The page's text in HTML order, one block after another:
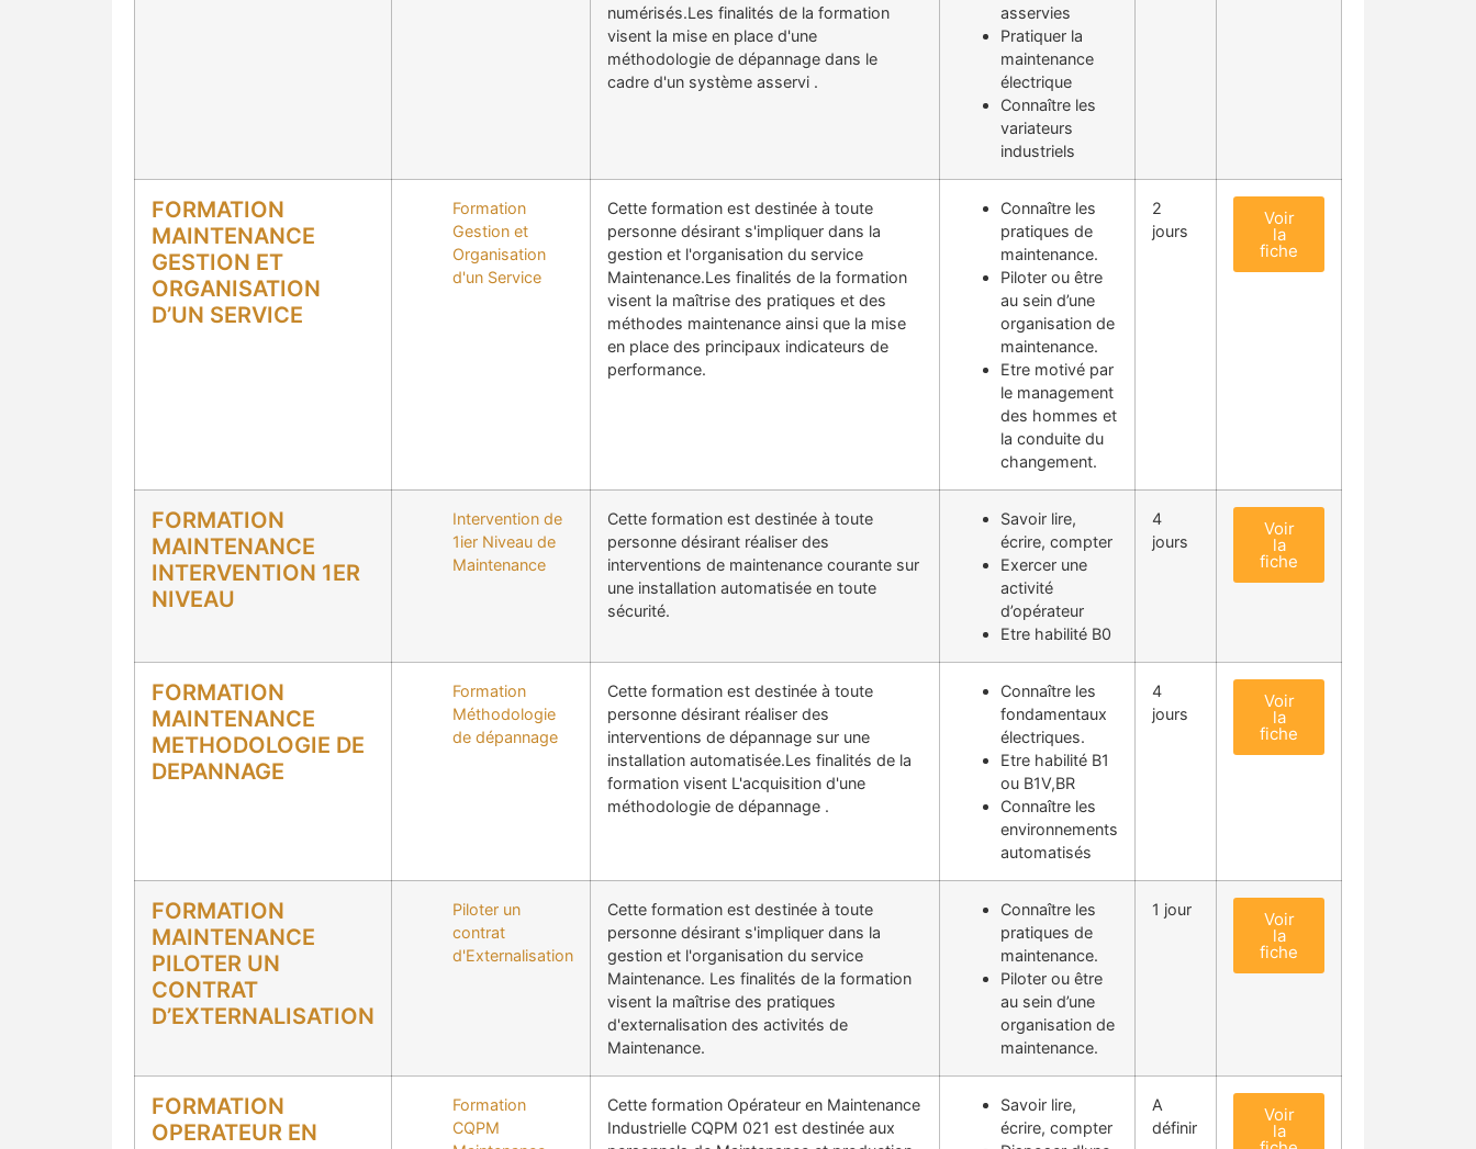
numérisés.Les finalités de la formation
visent la mise en place d'une
méthodologie de dépannage dans le
cadre d'un système asservi .
asservies
Pratiquer la
maintenance
électrique
Connaître les
variateurs
industriels
FORMATION
MAINTENANCE
GESTION ET
ORGANISATION
D’UN SERVICE
Formation
Gestion et
Organisation
d'un Service
Cette formation est destinée à toute
personne désirant s'impliquer dans la
gestion et l'organisation du service
Maintenance.Les finalités de la formation
visent la maîtrise des pratiques et des
méthodes maintenance ainsi que la mise
en place des principaux indicateurs de
performance.
Connaître les
pratiques de
maintenance.
Piloter ou être
au sein d’une
organisation de
maintenance.
Etre motivé par
le management
des hommes et
la conduite du
changement.
2
jours
Voir
la
fiche
FORMATION
MAINTENANCE
INTERVENTION 1ER
NIVEAU
Intervention de
1ier Niveau de
Maintenance
Cette formation est destinée à toute
personne désirant réaliser des
interventions de maintenance courante sur
une installation automatisée en toute
sécurité.
Savoir lire,
écrire, compter
Exercer une
activité
d’opérateur
Etre habilité B0
4
jours
Voir
la
fiche
FORMATION
MAINTENANCE
METHODOLOGIE DE
DEPANNAGE
Formation
Méthodologie
de dépannage
Cette formation est destinée à toute
personne désirant réaliser des
interventions de dépannage sur une
installation automatisée.Les finalités de la
formation visent L'acquisition d'une
méthodologie de dépannage .
Connaître les
fondamentaux
électriques.
Etre habilité B1
ou B1V,BR
Connaître les
environnements
automatisés
4
jours
Voir
la
fiche
FORMATION
MAINTENANCE
PILOTER UN
CONTRAT
D’EXTERNALISATION
Piloter un
contrat
d'Externalisation
Cette formation est destinée à toute
personne désirant s'impliquer dans la
gestion et l'organisation du service
Maintenance. Les finalités de la formation
visent la maîtrise des pratiques
d'externalisation des activités de
Maintenance.
Connaître les
pratiques de
maintenance.
Piloter ou être
au sein d’une
organisation de
maintenance.
1 jour Voir
la
fiche
FORMATION
OPERATEUR EN
Formation
CQPM
Cette formation Opérateur en Maintenance
Industrielle CQPM 021 est destinée aux
Savoir lire,
écrire, compter
A
définir
Voir
la